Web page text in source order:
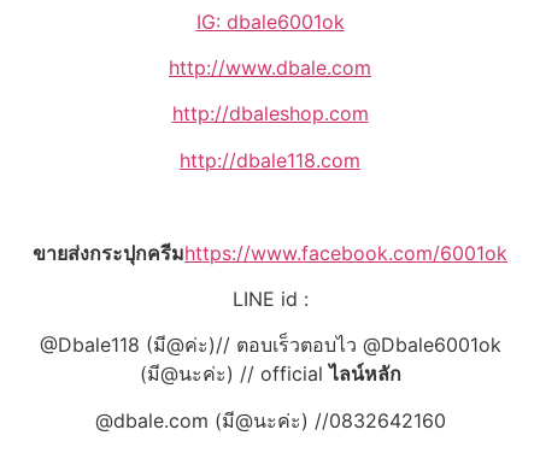
IG: dbale6001ok
http://www.dbale.com
http://dbaleshop.com
http://dbale118.com
ขายส่งกระปุกครีมhttps://www.facebook.com/6001ok
LINE id :
@Dbale118 (มี@ค่ะ)// ตอบเร็วตอบไว @Dbale6001ok
(มี@นะค่ะ) // officialไลน์หลัก
@dbale.com (มี@นะค่ะ) //0832642160